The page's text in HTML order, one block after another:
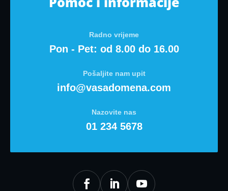
Radno vrijeme
Pon - Pet: od 8.00 do 16.00
Pošaljite nam upit
info@vasadomena.com
Nazovite nas
01 234 5678
  